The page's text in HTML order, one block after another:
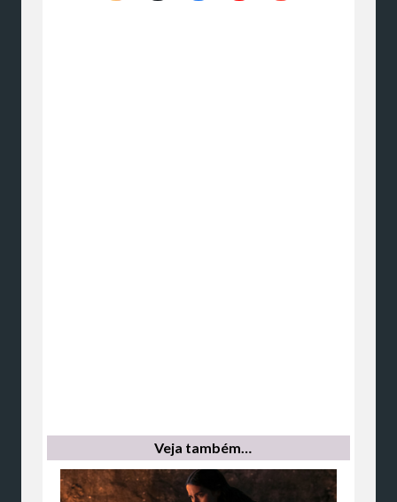
Veja também…